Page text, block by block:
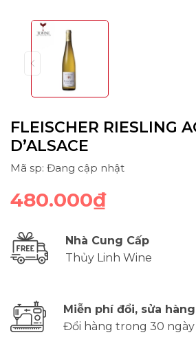
FLEISCHER RIESLING
D’ALSACE
Mã sp: Đang cập nhật
480.000₫
Nhà Cung Cấp
Thủy Linh Wine
Miễn phí đổi, sửa hàng
Đổi hàng trong 30